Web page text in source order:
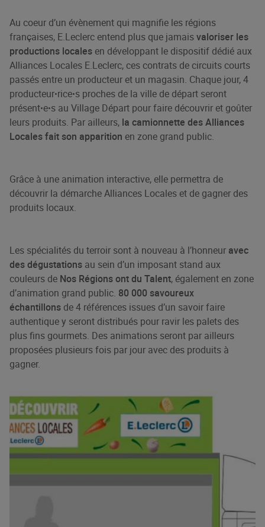
Au coeur d’un évènement qui magnifie les régions
françaises, E.Leclerc entend plus que jamaisvaloriser les
productions locales en développant le dispositif dédié aux
Alliances Locales E.Leclerc, ces contrats de circuits courts
passés entre un producteur et un magasin. Chaque jour, 4
producteurꞏriceꞏs proches de la ville de départ seront
présentꞏeꞏs au Village Départ pour faire découvrir et goûter
leurs produits. Par ailleurs, la camionnette des Alliances
Locales fait son apparition en zone grand public.
Grâce à une animation interactive, elle permettra de
découvrir la démarche Alliances Locales et de gagner des
produits locaux.
Les spécialités du terroir sont à nouveau à l’honneur avec
des dégustations au sein d’un imposant stand aux
couleurs de Nos Régions ont du Talent, également en zone
d’animation grand public. 80 000 savoureux
échantillons de 4 références issues d’un savoir faire
authentique y seront distribués pour ravir les palets des
plus fins gourmets. Des animations seront par ailleurs
proposées plusieurs fois par jour avec des produits à
gagner.